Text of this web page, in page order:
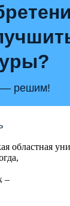
— решим!
областная
–